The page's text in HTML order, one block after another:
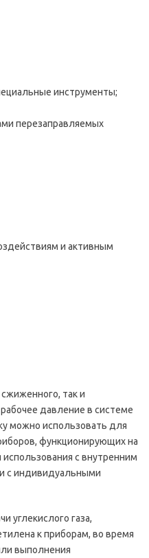
инструменты;
перезаправляемых
и активным
так и
давление в системе
можно использовать для
функционирующих на
с внутренним
с индивидуальными
углекислого газа,
к приборам, во время
выполнения